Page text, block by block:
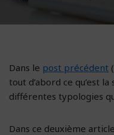
Dans le post précédent
tout d’abord ce qu’est
différentes typologies
Dans ce deuxième